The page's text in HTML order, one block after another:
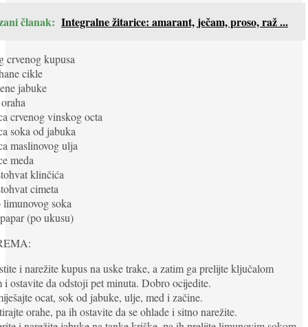
članak: Integralne žitarice: amarant, ječam, proso, raž ...
crvenog kupusa
cikle
jabuke
crvenog vinskog octa
soka od jabuka
maslinovog ulja
meda
klinčića
cimeta
limunovog soka
(po ukusu)
i narežite kupus na uske trake, a zatim ga prelijte ključalom
i ostavite da odstoji pet minuta. Dobro ocijedite.
ocat, sok od jabuke, ulje, med i začine.
orahe, pa ih ostavite da se ohlade i sitno narežite.